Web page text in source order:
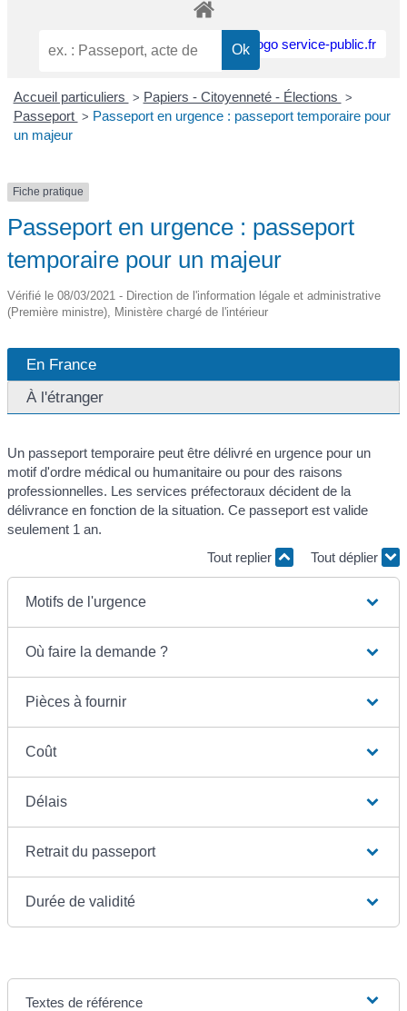
Accueil particuliers > Papiers - Citoyenneté - Élections >
Passeport > Passeport en urgence : passeport temporaire pour
un majeur
Fiche pratique
Passeport en urgence : passeport
temporaire pour un majeur
Vérifié le 08/03/2021 - Direction de l'information légale et administrative
(Première ministre), Ministère chargé de l'intérieur
En France
À l'étranger
Un passeport temporaire peut être délivré en urgence pour un
motif d'ordre médical ou humanitaire ou pour des raisons
professionnelles. Les services préfectoraux décident de la
délivrance en fonction de la situation. Ce passeport est valide
seulement 1 an.
Tout replier
Tout déplier
Motifs de l'urgence
Où faire la demande ?
Pièces à fournir
Coût
Délais
Retrait du passeport
Durée de validité
Textes de référence